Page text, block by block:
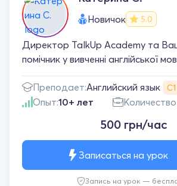
Новичок 5.0
Директор TalkUp Academy та
помічник у вивченні англійської
Преподает:Английский язык С1
Опыт:10+ лет
500 грн/час
Запись на урок —
Записаться на урок